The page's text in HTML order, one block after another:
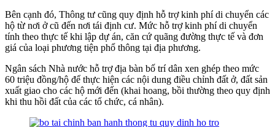
Bên cạnh đó, Thông tư cũng quy định hỗ trợ kinh phí di chuyển các
hộ từ nơi ở cũ đến nơi tái định cư. Mức hỗ trợ kinh phí di chuyển
tính theo thực tế khi lập dự án, căn cứ quãng đường thực tế và đơn
giá của loại phương tiện phổ thông tại địa phương.
Ngân sách Nhà nước hỗ trợ địa bàn bố trí dân xen ghép theo mức
60 triệu đồng/hộ để thực hiện các nội dung điều chỉnh đất ở, đất sản
xuất giao cho các hộ mới đến (khai hoang, bồi thường theo quy định
khi thu hồi đất của các tổ chức, cá nhân).